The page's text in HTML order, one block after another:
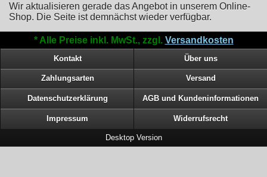
Wir aktualisieren gerade das Angebot in unserem Online-
Shop. Die Seite ist demnächst wieder verfügbar.
* Alle Preise inkl. MwSt., zzgl. Versandkosten
Kontakt Über uns
Zahlungsarten Versand
Datenschutzerklärung AGB und Kundeninformationen
Impressum Widerrufsrecht
Desktop Version